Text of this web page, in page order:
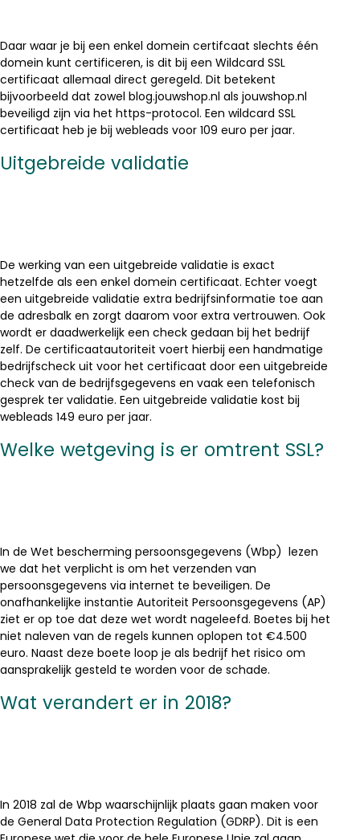
Daar waar je bij een enkel domein certifcaat slechts één
domein kunt certificeren, is dit bij een Wildcard SSL
certificaat allemaal direct geregeld. Dit betekent
bijvoorbeeld dat zowel blog.jouwshop.nl als jouwshop.nl
beveiligd zijn via het https-protocol. Een wildcard SSL
certificaat heb je bij webleads voor 109 euro per jaar.
Uitgebreide validatie
De werking van een uitgebreide validatie is exact
hetzelfde als een enkel domein certificaat. Echter voegt
een uitgebreide validatie extra bedrijfsinformatie toe aan
de adresbalk en zorgt daarom voor extra vertrouwen. Ook
wordt er daadwerkelijk een check gedaan bij het bedrijf
zelf. De certificaatautoriteit voert hierbij een handmatige
bedrijfscheck uit voor het certificaat door een uitgebreide
check van de bedrijfsgegevens en vaak een telefonisch
gesprek ter validatie. Een uitgebreide validatie kost bij
webleads 149 euro per jaar.
Welke wetgeving is er omtrent SSL?
In de Wet bescherming persoonsgegevens (Wbp) lezen
we dat het verplicht is om het verzenden van
persoonsgegevens via internet te beveiligen. De
onafhankelijke instantie Autoriteit Persoonsgegevens (AP)
ziet er op toe dat deze wet wordt nageleefd. Boetes bij het
niet naleven van de regels kunnen oplopen tot €4.500
euro. Naast deze boete loop je als bedrijf het risico om
aansprakelijk gesteld te worden voor de schade.
Wat verandert er in 2018?
In 2018 zal de Wbp waarschijnlijk plaats gaan maken voor
de General Data Protection Regulation (GDRP). Dit is een